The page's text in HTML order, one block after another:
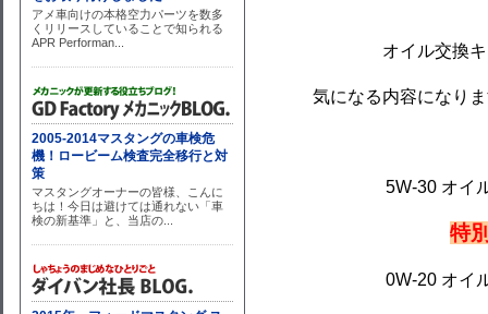
オイル交換
気になる内容になり
5W-30 オイ
特
0W-20 オイ